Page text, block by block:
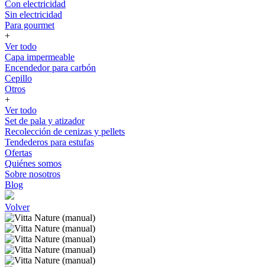
Con electricidad
Sin electricidad
Para gourmet
+
Ver todo
Capa impermeable
Encendedor para carbón
Cepillo
Otros
+
Ver todo
Set de pala y atizador
Recolección de cenizas y pellets
Tendederos para estufas
Ofertas
Quiénes somos
Sobre nosotros
Blog
Volver